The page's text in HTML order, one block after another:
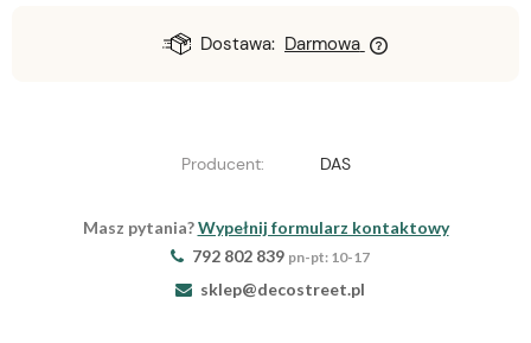
Dostawa: Darmowa
Producent: DAS
Masz pytania?Wypełnij formularz kontaktowy
792 802 839 pn-pt: 10-17
sklep@decostreet.pl